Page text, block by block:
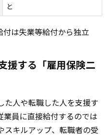
と
は失業等給付から独立
援する「雇用保険二
た人や転職した人を支援す
業員に直接給付するのでは
スキルアップ、転職者の受